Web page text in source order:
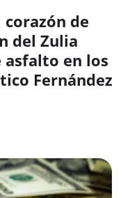
de
del Zulia
asfalto en los
Fernández